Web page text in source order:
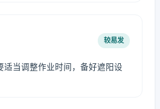
较易发
适当调整作业时间，备好遮阳设